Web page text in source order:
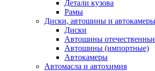
Детали кузова
Рамы
Диски, автошины и автокамеры
Диски
Автошины
Автошины (импортные)
Автокамеры
Автомасла и автохимия